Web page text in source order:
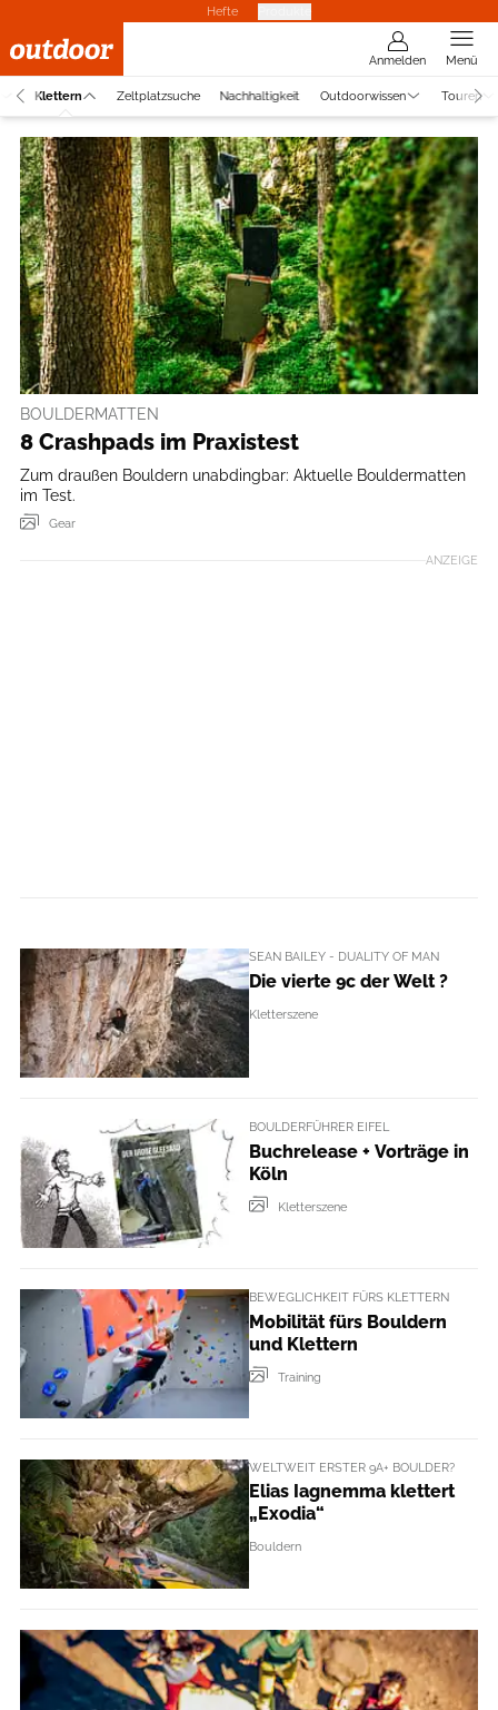
Hefte
Anmelden Menü
Klettern Zeltplatzsuche Nachhaltigkeit Outdoorwissen Touren
BOULDERMATTEN
8 Crashpads im Praxistest
Zum draußen Bouldern unabdingbar: Aktuelle Bouldermatten
im Test.
Gear
ANZEIGE
SEAN BAILEY - DUALITY OF MAN
Die vierte 9c der Welt ?
Kletterszene
BOULDERFÜHRER EIFEL
Buchrelease + Vorträge in
Köln
Kletterszene
BEWEGLICHKEIT FÜRS KLETTERN
Mobilität fürs Bouldern
und Klettern
Training
WELTWEIT ERSTER 9A+ BOULDER?
Elias Iagnemma klettert
„Exodia“
Bouldern